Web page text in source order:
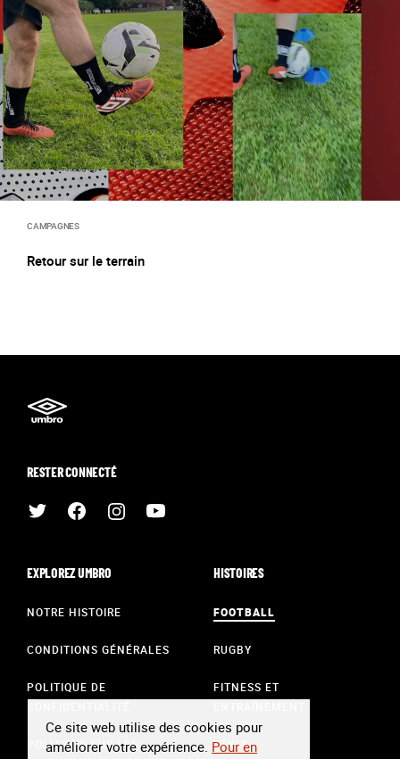
CAMPAGNES
Retour sur le terrain
RESTER CONNECTÉ
EXPLOREZ UMBRO
NOTRE HISTOIRE
CONDITIONS GÉNÉRALES
POLITIQUE DE
POLITIQUE SUR LES
HISTOIRES
FOOTBALL
RUGBY
FITNESS ET
STYLE
Ce site web utilise des cookies pour
améliorer votre expérience. Pour en